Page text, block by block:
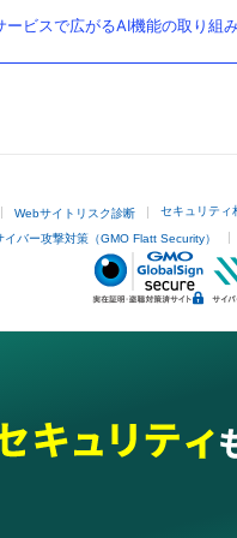
ビスで広がるAI機能の取り組
Webサイトリスク診断 セキュリティ
イバー攻撃対策（GMO Flatt Security）